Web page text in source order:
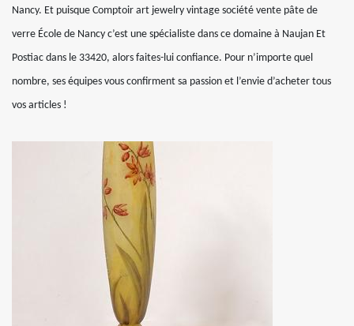
Nancy. Et puisque Comptoir art jewelry vintage société vente pâte de
verre École de Nancy c’est une spécialiste dans ce domaine à Naujan Et
Postiac dans le 33420, alors faites-lui confiance. Pour n’importe quel
nombre, ses équipes vous confirment sa passion et l’envie d’acheter tous
vos articles !